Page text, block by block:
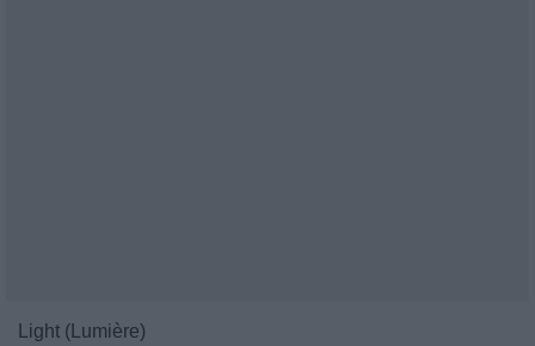
Light (Lumière)